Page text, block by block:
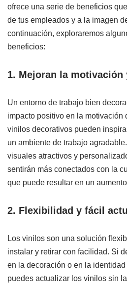
ofrece una serie de beneficios
de tus empleados y a la imagen
continuación, exploraremos
beneficios:
1. Mejoran la
Un entorno de trabajo bien
impacto positivo en la motivación
vinilos decorativos pueden
un ambiente de trabajo
visuales atractivos y
sentirán más conectados con la
que puede resultar en un
2. Flexibilidad y fácil
Los vinilos son una solución
instalar y retirar con facilidad. Si
en la decoración o en la
puedes actualizar los vinilos sin